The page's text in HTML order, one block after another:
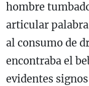
hombre
articular
al consumo de
encontraba el
evidentes